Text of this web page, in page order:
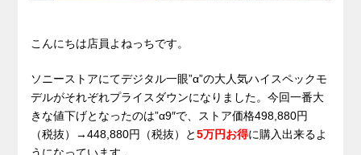
こんにちは店員よねっちです。
ソニーストアにてデジタル一眼”α”の大人気ハイスペックモ
デルがそれぞれプライスダウンになりました。今回一番大
きな値下げとなったのは”α9″で、ストア価格498,880円
（税抜）→448,880円（税抜）と5万円お得に購入出来るよ
うになっています。